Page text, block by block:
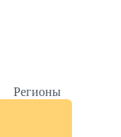
Регионы